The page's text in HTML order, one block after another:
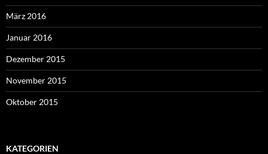
März 2016
Januar 2016
Dezember 2015
November 2015
Oktober 2015
KATEGORIEN